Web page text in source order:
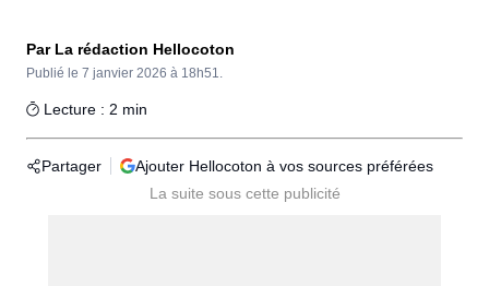
Par La rédaction Hellocoton
Publié le 7 janvier 2026 à 18h51.
Lecture : 2 min
Partager Ajouter Hellocoton à vos sources préférées